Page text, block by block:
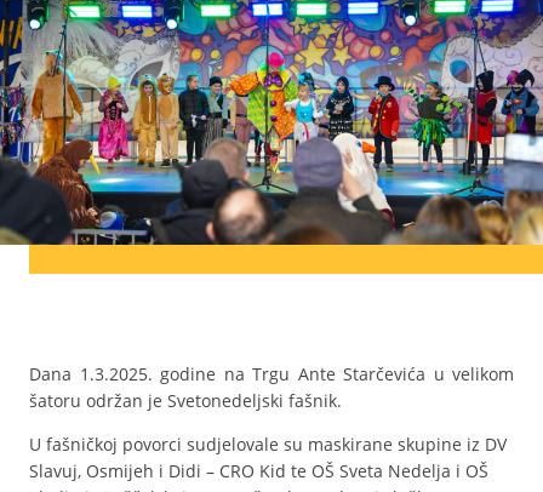
Dana 1.3.2025. godine na Trgu Ante Starčevića u velikom
šatoru održan je Svetonedeljski fašnik.
U fašničkoj povorci sudjelovale su maskirane skupine iz DV
Slavuj, Osmijeh i Didi – CRO Kid te OŠ Sveta Nedelja i OŠ